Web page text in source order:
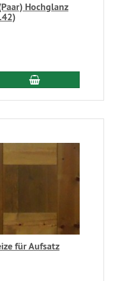
Hochglanz
für Aufsatz